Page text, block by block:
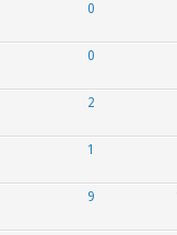
0
0
2
1
9